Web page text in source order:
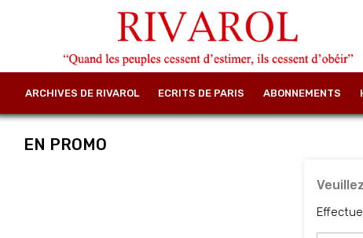
ARCHIVES DE RIVAROL ECRITS DE PARIS ABONNEMENTS
EN PROMO